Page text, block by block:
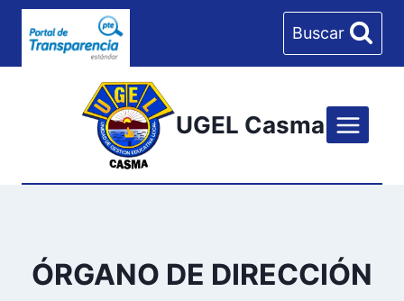
Skip
Buscar
UGEL Casma
ÓRGANO DE DIRECCIÓN